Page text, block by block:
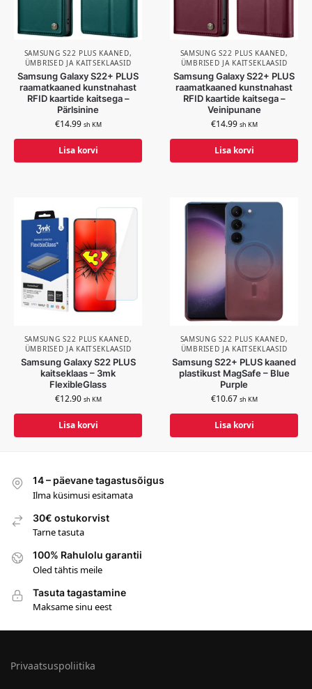
SAMSUNG S22 PLUS KAANED,
ÜMBRISED JA KAITSEKLAASID
Samsung Galaxy S22+ PLUS
raamatkaaned kunstnahast
RFID kaartide kaitsega –
Pärlsinine
€14.99 sh KM
Lisa korvi
SAMSUNG S22 PLUS KAANED,
ÜMBRISED JA KAITSEKLAASID
Samsung Galaxy S22+ PLUS
raamatkaaned kunstnahast
RFID kaartide kaitsega –
Veinipunane
€14.99 sh KM
Lisa korvi
SAMSUNG S22 PLUS KAANED,
ÜMBRISED JA KAITSEKLAASID
Samsung Galaxy S22 PLUS
kaitseklaas – 3mk
FlexibleGlass
€12.90 sh KM
Lisa korvi
SAMSUNG S22 PLUS KAANED,
ÜMBRISED JA KAITSEKLAASID
Samsung S22+ PLUS kaaned
plastikust MagSafe – Blue
Purple
€10.67 sh KM
Lisa korvi
14 – päevane tagastusõigus
Ilma küsimusi esitamata
30€ ostukorvist
Tarne tasuta
100% Rahulolu garantii
Oled tähtis meile
Tasuta tagastamine
Maksame sinu eest
Privaatsuspoliitika